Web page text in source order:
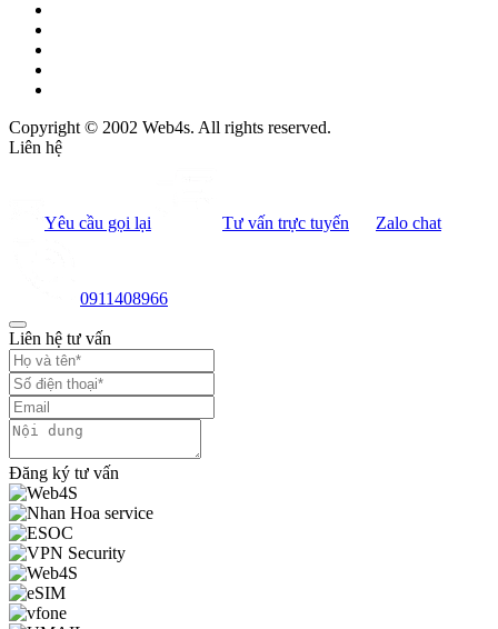
Copyright © 2002 Web4s. All rights reserved.
Liên hệ
Yêu cầu gọi lại Tư vấn trực tuyến Zalo chat
0911408966
Liên hệ tư vấn
Đăng ký tư vấn